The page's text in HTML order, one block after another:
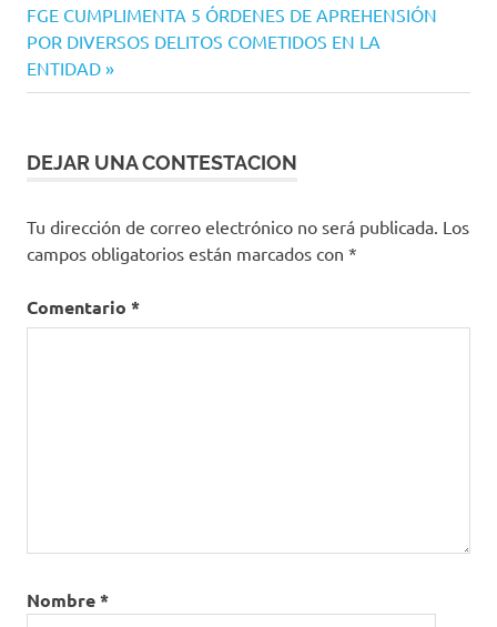
Siguiente
entrada:
FGE CUMPLIMENTA 5 ÓRDENES DE APREHENSIÓN
POR DIVERSOS DELITOS COMETIDOS EN LA
ENTIDAD
DEJAR UNA CONTESTACION
Tu dirección de correo electrónico no será publicada. Los
campos obligatorios están marcados con *
Comentario *
Nombre*